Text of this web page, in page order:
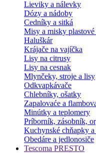
Lieviky a nálevky
Dózy a nádoby
Cedníky a sitká
Misy a misky
Haluškár
Krájače na vajíčka
Lisy na citrusy
Lisy na cesnak
Mlynčeky, stroje a lisy
Odkvapkávače
Chlebníky, ošatky
Zapalovaće a
Minútky a teplomery
Príborník, zásobník,
Kuchynské chňapky
Obedáre a jedlonosiče
Tescoma PRESTO